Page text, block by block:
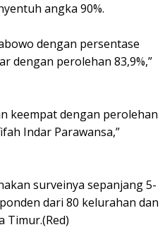
angka 90%.
dengan persentase
dengan perolehan 83,9%,”
keempat dengan perolehan
Indar Parawansa,”
surveinya sepanjang 5-
dari 80 kelurahan dan
Timur.(Red)